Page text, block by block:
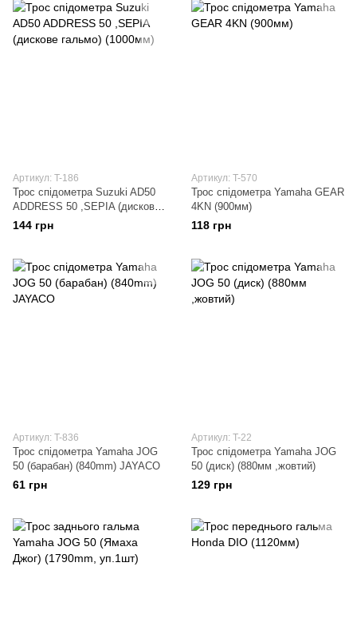
Артикул: T-186
Трос спідометра Suzuki AD50
ADDRESS 50 ,SEPIA (дискове
гальмо) (1000мм)
144 грн
Артикул: T-570
Трос спідометра Yamaha GEAR
4KN (900мм)
118 грн
Артикул: T-836
Трос спідометра Yamaha JOG
50 (барабан) (840mm) JAYACO
61 грн
Артикул: T-22
Трос спідометра Yamaha JOG
50 (диск) (880мм ,жовтий)
129 грн